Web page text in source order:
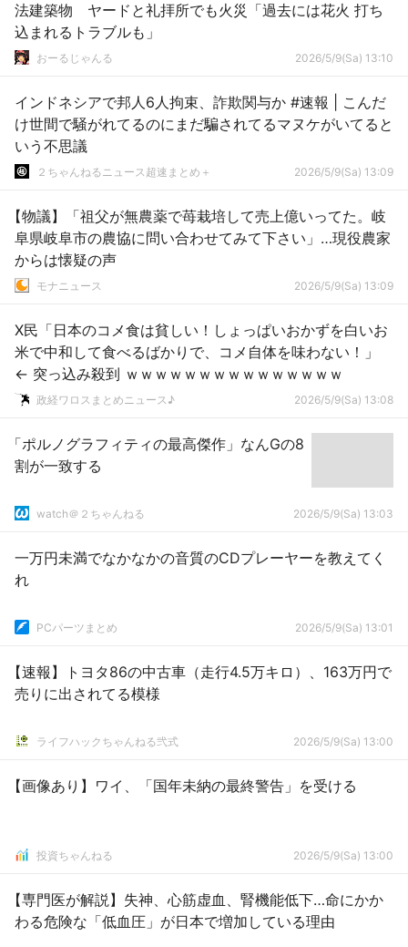
法建築物 ヤードと礼拝所でも火災「過去には花火 打ち
込まれるトラブルも」
おーるじゃんる 2026/5/9(Sa) 13:10
インドネシアで邦人6人拘束、詐欺関与か #速報 | こんだ
け世間で騒がれてるのにまだ騙されてるマヌケがいてると
いう不思議
２ちゃんねるニュース超速まとめ＋ 2026/5/9(Sa) 13:09
【物議】「祖父が無農薬で苺栽培して売上億いってた。岐
阜県岐阜市の農協に問い合わせてみて下さい」…現役農家
からは懐疑の声
モナニュース 2026/5/9(Sa) 13:09
X民「日本のコメ食は貧しい！しょっぱいおかずを白いお
米で中和して食べるばかりで、コメ自体を味わない！」
← 突っ込み殺到 ｗｗｗｗｗｗｗｗｗｗｗｗｗｗｗ
政経ワロスまとめニュース♪ 2026/5/9(Sa) 13:08
「ポルノグラフィティの最高傑作」なんGの8
割が一致する
watch＠２ちゃんねる 2026/5/9(Sa) 13:03
一万円未満でなかなかの音質のCDプレーヤーを教えてく
れ
PCパーツまとめ 2026/5/9(Sa) 13:01
【速報】トヨタ86の中古車（走行4.5万キロ）、163万円で
売りに出されてる模様
ライフハックちゃんねる弐式 2026/5/9(Sa) 13:00
【画像あり】ワイ、「国年未納の最終警告」を受ける
投資ちゃんねる 2026/5/9(Sa) 13:00
【専門医が解説】失神、心筋虚血、腎機能低下…命にかか
わる危険な「低血圧」が日本で増加している理由